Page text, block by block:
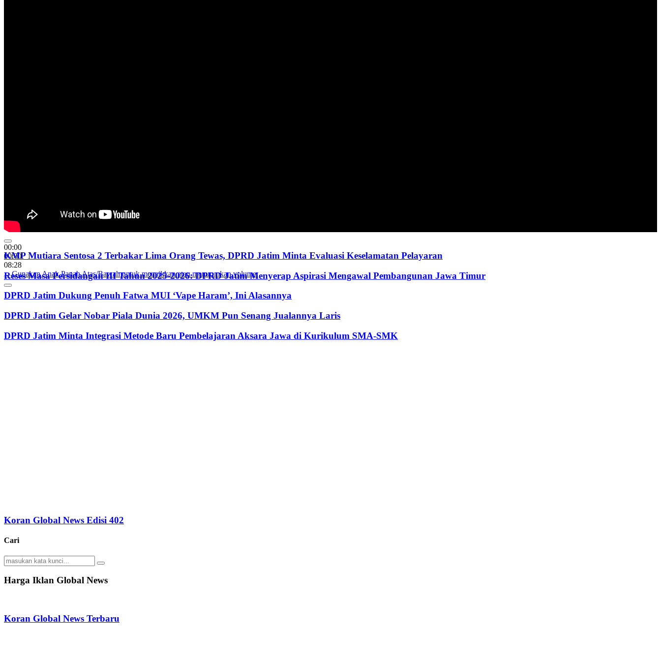
00:00
00:00
08:28
Gunakan Anak Panah Atas/Bawah untuk menaikkan atau menurunkan volume.
KMP Mutiara Sentosa 2 Terbakar Lima Orang Tewas, DPRD Jatim Minta Evaluasi Keselamatan Pelayaran
Reses Masa Persidangan III Tahun 2025-2026: DPRD Jatim Menyerap Aspirasi Mengawal Pembangunan Jawa Timur
DPRD Jatim Dukung Penuh Fatwa MUI ‘Vape Haram’, Ini Alasannya
DPRD Jatim Gelar Nobar Piala Dunia 2026, UMKM Pun Senang Jualannya Laris
DPRD Jatim Minta Integrasi Metode Baru Pembelajaran Aksara Jawa di Kurikulum SMA-SMK
Koran Global News Edisi 402
Cari
Search
for:
Search
Harga Iklan Global News
Koran Global News Terbaru